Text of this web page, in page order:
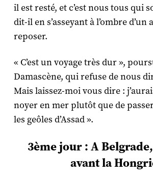
il est resté, et c’est nous tous qui
dit-il en s’asseyant à l’ombre
reposer.
« C’est un voyage très dur »,
Damascène, qui refuse de nous
Mais laissez-moi vous dire :
noyer en mer plutôt que de
les geôles d’Assad ».
3ème jour : A
avant la